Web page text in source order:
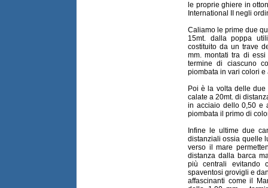
le proprie ghiere in
International II negli
Caliamo le prime due
15mt. dalla poppa
costituito da un trave
mm. montati tra di
termine di ciascuno
piombata in vari colori
Poi è la volta delle
calate a 20mt. di
in acciaio dello 0,50 e
piombata il primo di
Infine le ultime due
distanziali ossia quelle
verso il mare
distanza dalla barca
più centrali evitando
spaventosi grovigli e
affascinanti come il